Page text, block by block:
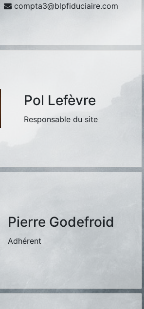
compta3@blpfiduciaire.com
Pol Lefèvre
Responsable du site
Pierre Godefroid
Adhérent